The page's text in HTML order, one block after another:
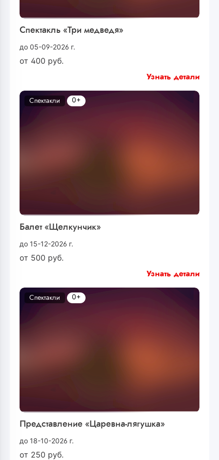
Спектакль «Три медведя»
до 05-09-2026 г.
от 400 руб.
Узнать детали
Балет «Щелкунчик»
до 15-12-2026 г.
от 500 руб.
Спектакли 0+
Узнать детали
Представление «Царевна-лягушка»
до 18-10-2026 г.
от 250 руб.
Спектакли 0+